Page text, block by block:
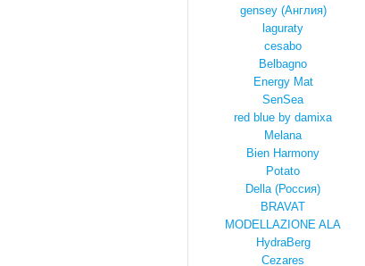
gensey (Англия)
laguraty
cesabo
Belbagno
Energy Mat
SenSea
red blue by damixa
Melana
Bien Harmony
Potato
Della (Россия)
BRAVAT
MODELLAZIONE ALA
HydraBerg
Cezares